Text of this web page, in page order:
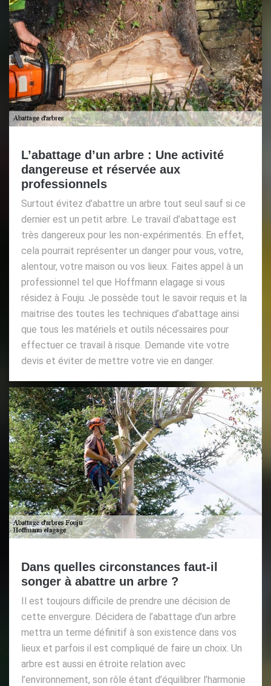
L’abattage d’un arbre : Une activité
dangereuse et réservée aux
professionnels
Surtout évitez d’abattre un arbre tout seul sauf si ce
dernier est un petit arbre. Le travail d’abattage est
très dangereux pour les non-expérimentés. En effet,
cela pourrait représenter un danger pour vous, votre,
alentour, votre maison ou vos lieux. Faites appel à un
professionnel tel que Hoffmann elagage si vous
résidez à Fouju. Je possède tout le savoir requis et la
maitrise des toutes les techniques d’abattage ainsi
que tous les matériels et outils nécessaires pour
effectuer ce travail à risque. Demande vite votre
devis et éviter de mettre votre vie en danger.
Dans quelles circonstances faut-il
songer à abattre un arbre ?
Il est toujours difficile de prendre une décision de
cette envergure. Décidera de l’abattage d’un arbre
mettra un terme définitif à son existence dans vos
lieux et parfois il est compliqué de faire un choix. Un
arbre est aussi en étroite relation avec
l’environnement, son rôle étant d’équilibrer l’harmonie